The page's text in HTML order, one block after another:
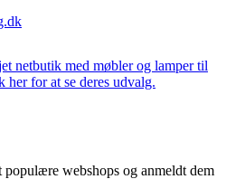
netbutik med møbler og lamper til
for at se deres udvalg.
populære webshops og anmeldt dem